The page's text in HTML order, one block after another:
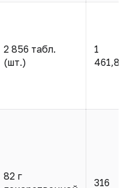
2 856 табл.
(шт.)
1
461,83
82 г
316